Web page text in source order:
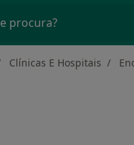
procura?
Clínicas E Hospitais